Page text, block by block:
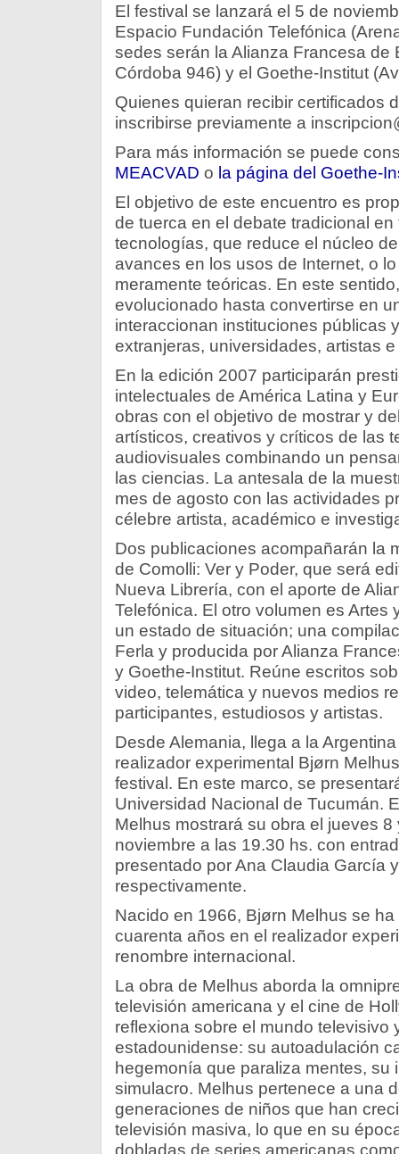
El festival se lanzará el 5 de
Espacio Fundación Telefónica
sedes serán la Alianza Francesa de
Córdoba 946) y el Goethe-Institut
Quienes quieran recibir certificados
inscribirse previamente a
Para más información se puede
MEACVAD o la página del Goethe-
El objetivo de este encuentro es
de tuerca en el debate tradicional
tecnologías, que reduce el núcleo
avances en los usos de Internet, o
meramente teóricas. En este
evolucionado hasta convertirse en
interaccionan instituciones públicas
extranjeras, universidades, artistas
En la edición 2007 participarán
intelectuales de América Latina y
obras con el objetivo de mostrar y
artísticos, creativos y críticos de las
audiovisuales combinando un
las ciencias. La antesala de la
mes de agosto con las actividades
célebre artista, académico e
Dos publicaciones acompañarán la
de Comolli: Ver y Poder, que será
Nueva Librería, con el aporte de
Telefónica. El otro volumen es Artes
un estado de situación; una
Ferla y producida por Alianza
y Goethe-Institut. Reúne escritos
video, telemática y nuevos medios
participantes, estudiosos y artistas.
Desde Alemania, llega a la
realizador experimental Bjørn
festival. En este marco, se
Universidad Nacional de Tucumán.
Melhus mostrará su obra el jueves 8
noviembre a las 19.30 hs. con
presentado por Ana Claudia García
respectivamente.
Nacido en 1966, Bjørn Melhus se
cuarenta años en el realizador
renombre internacional.
La obra de Melhus aborda la
televisión americana y el cine de
reflexiona sobre el mundo televisivo
estadounidense: su autoadulación
hegemonía que paraliza mentes, su
simulacro. Melhus pertenece a una
generaciones de niños que han
televisión masiva, lo que en su
dobladas de series americanas